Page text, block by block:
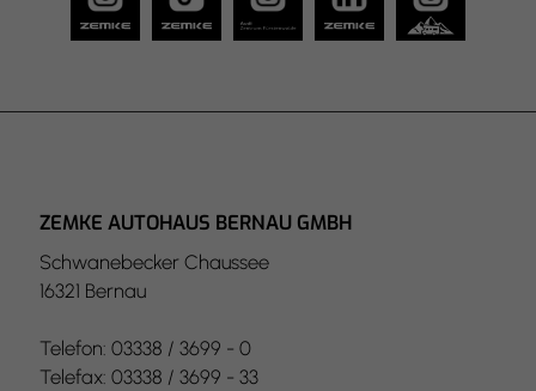
ZEMKE AUTOHAUS BERNAU GMBH
Schwanebecker Chaussee
16321 Bernau
Telefon: 03338 / 3699 - 0
Telefax: 03338 / 3699 - 33